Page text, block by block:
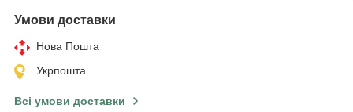
Умови доставки
Нова Пошта
Укрпошта
Всі умови доставки